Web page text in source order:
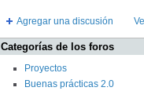
Agregar una discusión
Categorías de los foros
Proyectos
Buenas prácticas 2.0